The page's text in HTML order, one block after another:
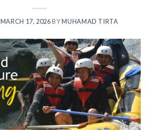
MARCH 17, 2026 BYMUHAMAD TIRTA